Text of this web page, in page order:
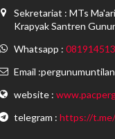
Sekretariat : MTs
Krapyak Santren
Whatsapp :
Email
website :
telegram : https://